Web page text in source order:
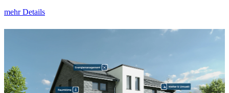
mehr Details